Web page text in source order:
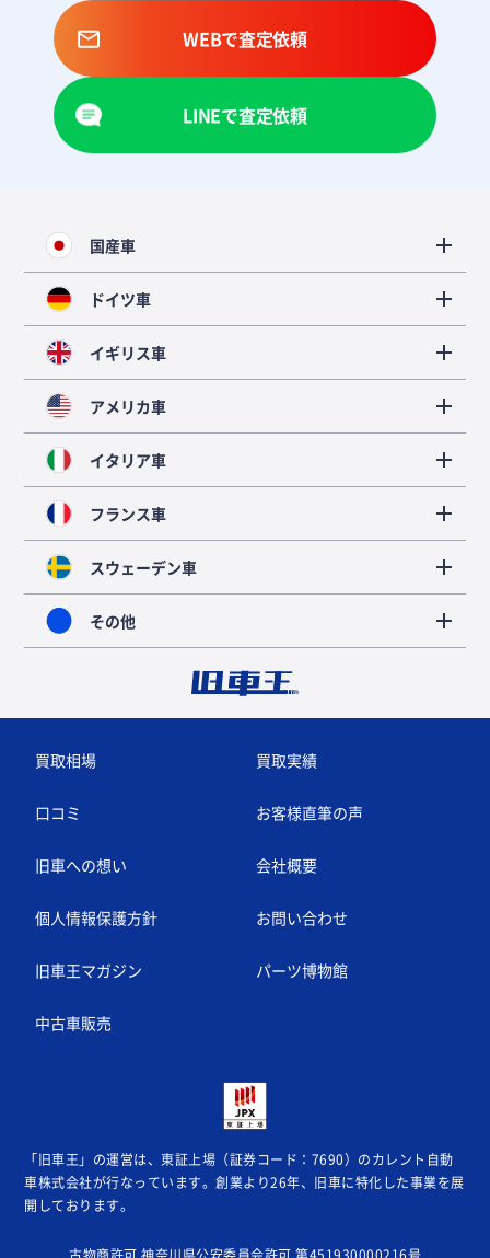
WEBで査定依頼
LINEで査定依頼
国産車
ドイツ車
イギリス車
アメリカ車
イタリア車
フランス車
スウェーデン車
その他
買取相場 買取実績
口コミ お客様直筆の声
旧車への想い 会社概要
個人情報保護方針 お問い合わせ
旧車王マガジン パーツ博物館
中古車販売
「旧車王」の運営は、東証上場（証券コード：7690）のカレント自動
車株式会社が行なっています。創業より26年、旧車に特化した事業を展
開しております。